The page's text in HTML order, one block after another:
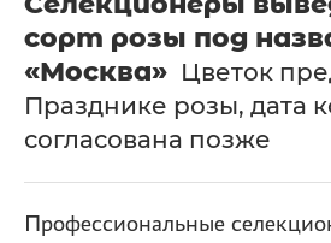
сорт розы под
«Москва» Цветок
Празднике розы, дата
согласована позже
Профессиональные